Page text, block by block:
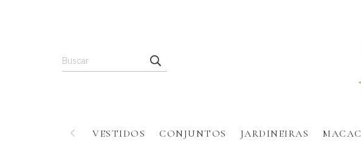
VESTIDOS CONJUNTOS JARDINEIRAS